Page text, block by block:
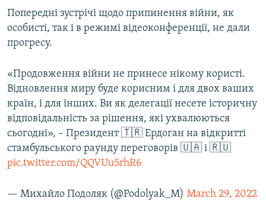
Попередні зустрічі щодо припинення війни, як
особисті, так і в режимі відеоконференції, не дали
прогресу.
«Продовження війни не принесе нікому користі.
Відновлення миру буде корисним і для двох ваших
країн, і для інших. Ви як делегації несете історичну
відповідальність за рішення, які ухвалюються
сьогодні», – Президент 🇹🇷 Ердоган на відкритті
стамбульського раунду переговорів 🇺🇦 і 🇷🇺
pic.twitter.com/QQVUu5rhR6
— Михайло Подоляк (@Podolyak_M) March 29, 2022